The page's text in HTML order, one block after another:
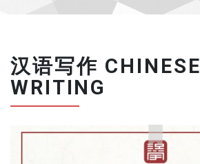
汉语写作 CHINESE
WRITING